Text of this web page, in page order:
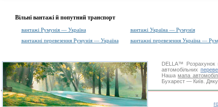
Вільні вантажі й попутний транспорт
вантажі Румунія — Україна
вантажі Україна — Румунія
вантажні перевезення Румунія — Україна
вантажні перевезення Україна —
DELLA™
Розрахунок
автомобільних
Нашамапа
Бухарест — Київ.